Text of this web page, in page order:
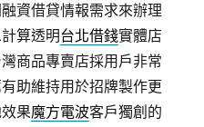
融資借貸情報需求來辦理
算透明台北借錢實體店
商品專賣店採用戶非常
助維持用於招牌製作更
果魔方電波客戶獨創的